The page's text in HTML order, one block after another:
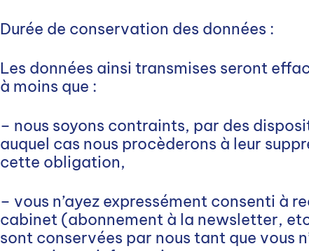
Durée de conservation des données :
Les données ainsi transmises seront
à moins que :
– nous soyons contraints, par des
auquel cas nous procèderons à leur
cette obligation,
– vous n’ayez expressément consenti à
cabinet (abonnement à la newsletter,
sont conservées par nous tant que vous